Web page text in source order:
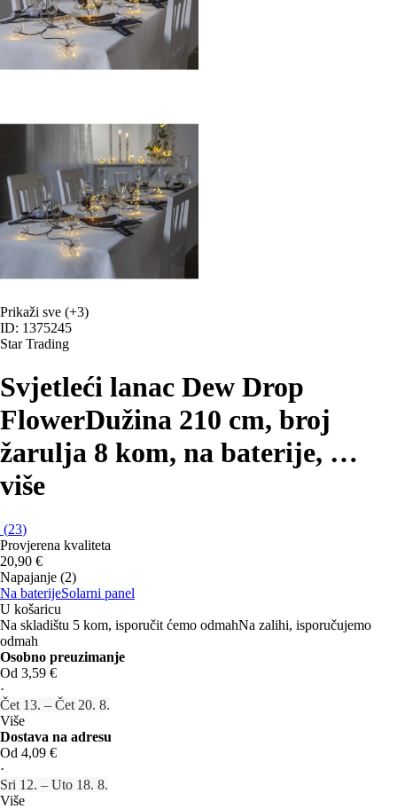
Prikaži sve (+3)
ID: 1375245
Star Trading
Svjetleći lanac Dew Drop
FlowerDužina 210 cm, broj
žarulja 8 kom, na baterije, …
više
(23)
Provjerena kvaliteta
20,90 €
Napajanje (2)
Na baterijeSolarni panel
U košaricu
Na skladištu 5 kom, isporučit ćemo odmahNa zalihi, isporučujemo
odmah
Osobno preuzimanje
Od 3,59 €
·
Čet 13. – Čet 20. 8.
Više
Dostava na adresu
Od 4,09 €
·
Sri 12. – Uto 18. 8.
Više